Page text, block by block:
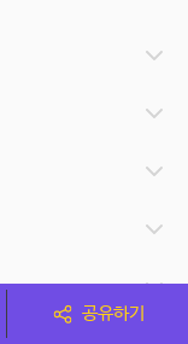
공유하기